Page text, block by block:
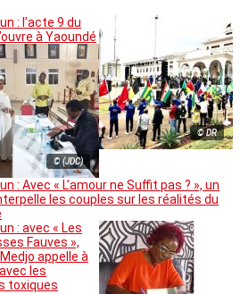
© DR
: l’acte 9 du
à Yaoundé
© (JDC)
: Avec « L’amour ne Suffit pas ? », un
les couples sur les réalités du
: avec « Les
Fauves »,
appelle à
les
toxiques